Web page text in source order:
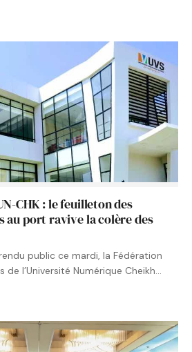
CHK : le feuilleton des
au port ravive la colère des
public ce mardi, la Fédération
l’Université Numérique Cheikh